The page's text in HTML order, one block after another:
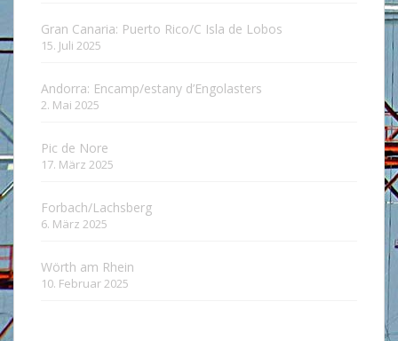
Gran Canaria: Puerto Rico/C Isla de Lobos
15. Juli 2025
Andorra: Encamp/estany d’Engolasters
2. Mai 2025
Pic de Nore
17. März 2025
Forbach/Lachsberg
6. März 2025
Wörth am Rhein
10. Februar 2025